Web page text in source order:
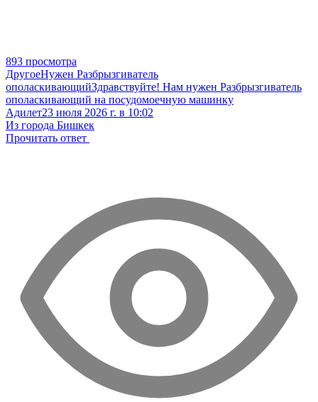
893 просмотра
ДругоеНужен Разбрызгиватель
ополаскивающийЗдравствуйте! Нам нужен Разбрызгиватель
ополаскивающий на посудомоечную машинку
Адилет23 июля 2026 г. в 10:02
Из города Бишкек
Прочитать ответ